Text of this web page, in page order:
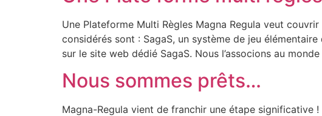
Une Plateforme Multi Règles Magna Regula veut
considérés sont : SagaS, un système de jeu
sur le site web dédié SagaS. Nous l’associons au
Nous sommes prêts…
Magna-Regula vient de franchir une étape significative